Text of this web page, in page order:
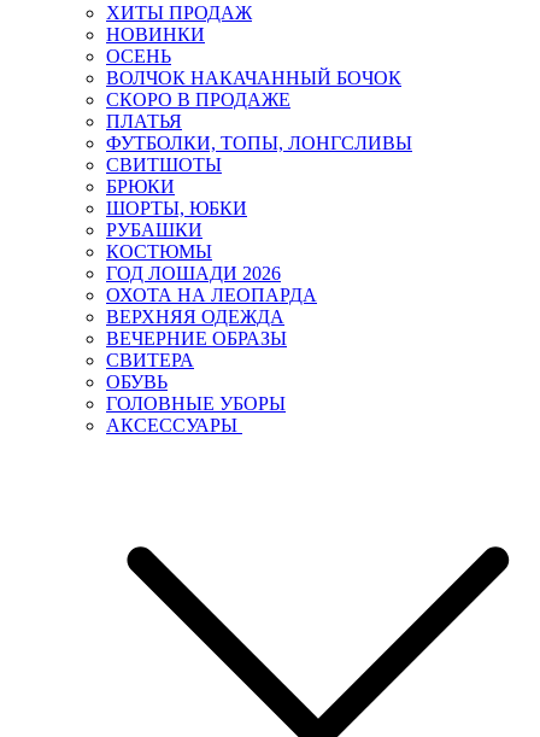
ХИТЫ ПРОДАЖ
НОВИНКИ
ОСЕНЬ
ВОЛЧОК НАКАЧАННЫЙ БОЧОК
СКОРО В ПРОДАЖЕ
ПЛАТЬЯ
ФУТБОЛКИ, ТОПЫ, ЛОНГСЛИВЫ
СВИТШОТЫ
БРЮКИ
ШОРТЫ, ЮБКИ
РУБАШКИ
КОСТЮМЫ
ГОД ЛОШАДИ 2026
ОХОТА НА ЛЕОПАРДА
ВЕРХНЯЯ ОДЕЖДА
ВЕЧЕРНИЕ ОБРАЗЫ
СВИТЕРА
ОБУВЬ
ГОЛОВНЫЕ УБОРЫ
АКСЕССУАРЫ